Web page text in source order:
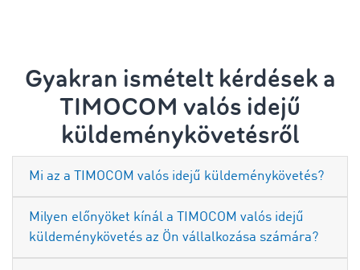
Gyakran ismételt kérdések a
TIMOCOM valós idejű
küldeménykövetésről
Mi az a TIMOCOM valós idejű küldeménykövetés?
Milyen előnyöket kínál a TIMOCOM valós idejű
küldeménykövetés az Ön vállalkozása számára?